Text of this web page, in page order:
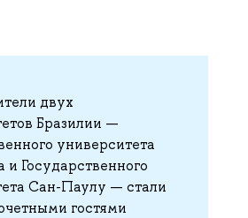
двух
Бразилии —
университета
Государственного
Сан-Паулу — стали
гостями